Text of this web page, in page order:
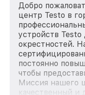
Добро
центр Testo в
устройств
окрестностей.
постоянно
чтобы
Миссия нашего
качественный и